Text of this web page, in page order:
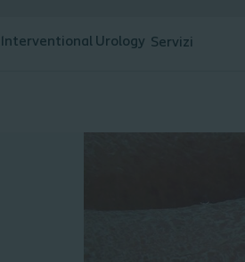
Interventional Urology Servizi